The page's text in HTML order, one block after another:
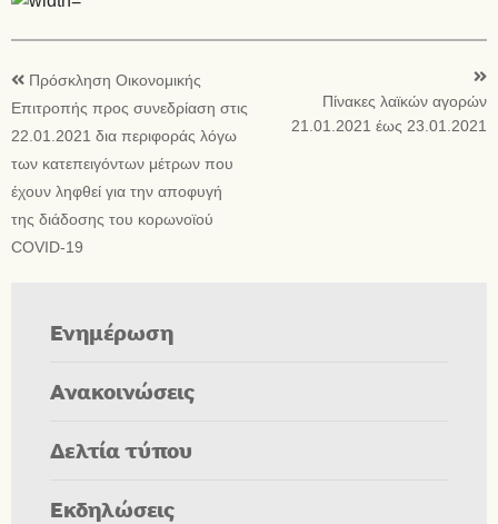
Πρόσκληση Οικονομικής
Επιτροπής προς συνεδρίαση στις
22.01.2021 δια περιφοράς λόγω
των κατεπειγόντων μέτρων που
έχουν ληφθεί για την αποφυγή
της διάδοσης του κορωνοϊού
COVID-19
Πίνακες λαϊκών αγορών
21.01.2021 έως 23.01.2021
Ενημέρωση
Ανακοινώσεις
Δελτία τύπου
Εκδηλώσεις